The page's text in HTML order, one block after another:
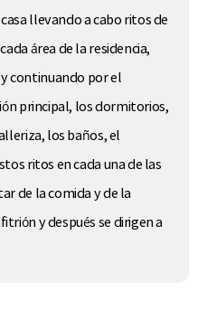
llevando a cabo ritos de
área de la residencia,
continuando por el
principal, los dormitorios,
los baños, el
ritos en cada una de las
de la comida y de la
y después se dirigen a